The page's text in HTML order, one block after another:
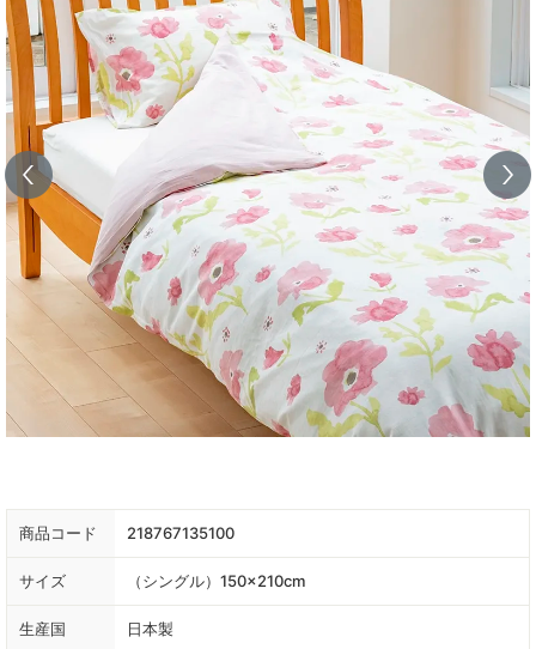
商品コード 218767135100
サイズ （シングル）150×210cm
生産国 日本製